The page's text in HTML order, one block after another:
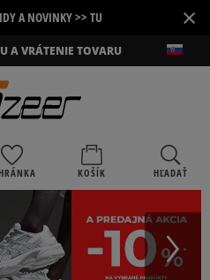
A NOVINKY >> TU ×
A VRÁTENIE TOVARU
KOŠÍK HĽADAŤ